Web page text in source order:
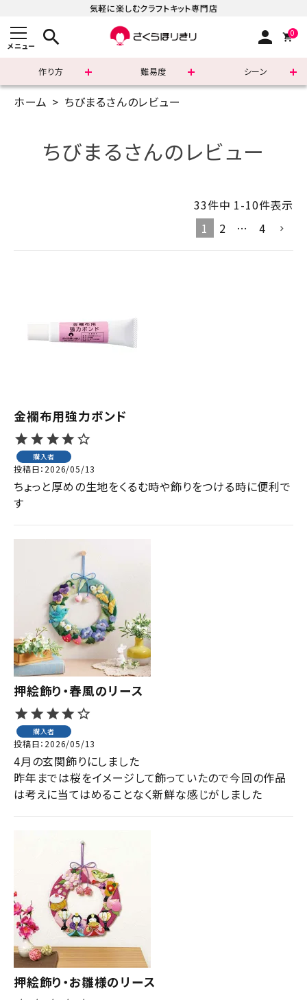
気軽に楽しむクラフトキット専門店
メニュー search person 0
作り方 難易度 シーン
まずはこちら
レビューを見る
実店舗案内
デイサービス／
介護施設関係の方へ
最新のチラシはこちら
お問い合わせ
ようこそ ゲスト 様
ログイン
ホーム ちびまるさんのレビュー
ちびまるさんのレビュー
33件中 1-10件表示
1
2 … 4
金襴布用強力ボンド
購入者
投稿日 2026/05/13
ちょっと厚めの生地をくるむ時や飾りをつける時に便利で
す
押絵飾り・春風のリース
購入者
投稿日 2026/05/13
4月の玄関飾りにしました
昨年までは桜をイメージして飾っていたので今回の作品
は考えに当てはめることなく新鮮な感じがしました
押絵飾り・お雛様のリース